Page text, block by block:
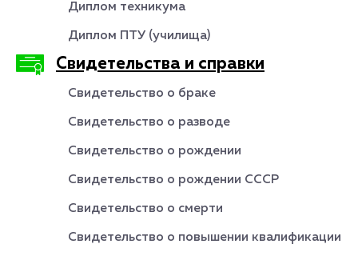
Диплом техникума
Диплом ПТУ (училища)
Свидетельства и справки
Свидетельство о браке
Свидетельство о разводе
Свидетельство о рождении
Свидетельство о рождении СССР
Свидетельство о смерти
Свидетельство о повышении квалификации